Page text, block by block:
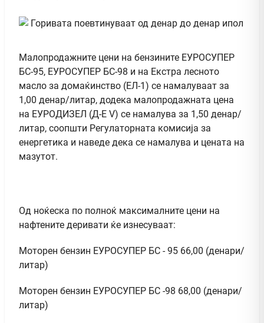
Малопродажните цени на бензините ЕУРОСУПЕР
БС-95, ЕУРОСУПЕР БС-98 и на Екстра лесното
масло за домаќинство (ЕЛ-1) се намалуваат за
1,00 денар/литар, додека малопродажната цена
на ЕУРОДИЗЕЛ (Д-Е V) се намалува за 1,50 денар/
литар, соопшти Регулаторната комисија за
енергетика и наведе дека се намалува и цената на
мазутот.
Од ноќеска по полноќ максималните цени на
нафтените деривати ќе изнесуваат:
Моторен бензин ЕУРОСУПЕР БС - 95 66,00 (денари/
литар)
Моторен бензин ЕУРОСУПЕР БС -98 68,00 (денари/
литар)